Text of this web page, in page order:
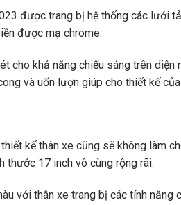
được trang bị hệ thống các lưới
được mạ chrome.
cho khả năng chiếu sáng trên diện
và uốn lượn giúp cho thiết kế
kế thân xe cũng sẽ không làm
thước 17 inch vô cùng rộng rãi.
với thân xe trang bị các tính năng